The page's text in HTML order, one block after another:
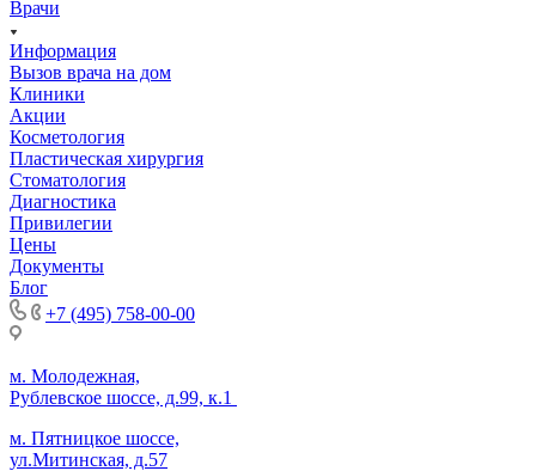
Врачи
Информация
Вызов врача на дом
Клиники
Акции
Косметология
Пластическая хирургия
Стоматология
Диагностика
Привилегии
Цены
Документы
Блог
+7 (495) 758-00-00
м. Молодежная,
Рублевское шоссе, д.99, к.1
м. Пятницкое шоссе,
ул.Митинская, д.57